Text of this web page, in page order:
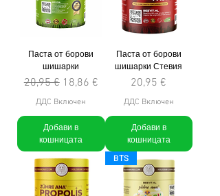
Паста от борови
шишарки
Редовна цена
20,95 € Продажна цена
18,86 €
ДДС Включен
Добави в
кошницата
Паста от борови
шишарки Стевия
Цена
20,95 €
ДДС Включен
Добави в
кошницата
BTS